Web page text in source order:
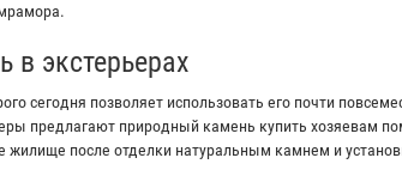
экстерьерах
сегодня позволяет использовать его почти
предлагают природный камень купить хозяевам
жилище после отделки натуральным камнем и